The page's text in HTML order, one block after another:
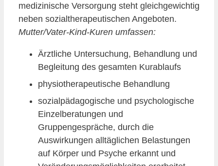
medizinische Versorgung steht gleichgewichtig
neben sozialtherapeutischen Angeboten.
Mutter/Vater-Kind-Kuren umfassen:
Ärztliche Untersuchung, Behandlung und
Begleitung des gesamten Kurablaufs
physiotherapeutische Behandlung
sozialpädagogische und psychologische
Einzelberatungen und
Gruppengespräche, durch die
Auswirkungen alltäglichen Belastungen
auf Körper und Psyche erkannt und